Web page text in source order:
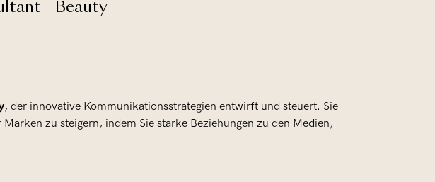
- Beauty
, der innovative Kommunikationsstrategien entwirft und steuert. Sie
zu steigern, indem Sie starke Beziehungen zu den Medien,